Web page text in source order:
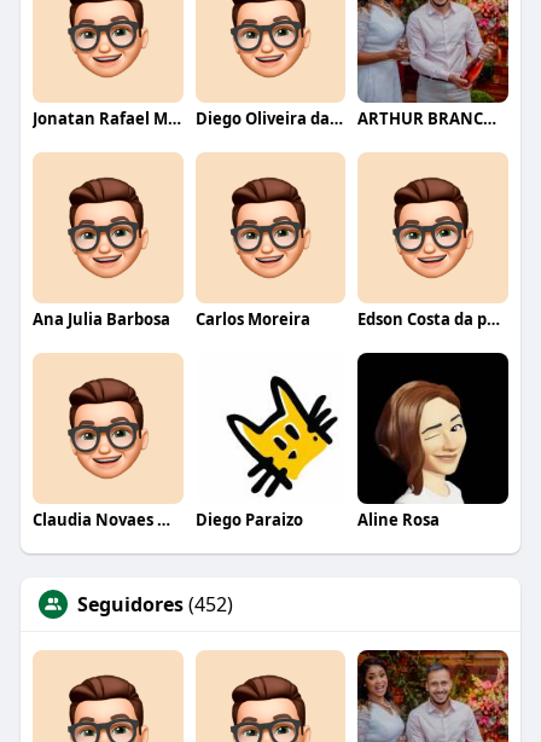
Jonatan Rafael Mello Diego Oliveira da Motta ARTHUR BRANCO FERNANDES
Ana Julia Barbosa Carlos Moreira Edson Costa da paixão
Claudia Novaes Novaes Diego Paraizo Aline Rosa
Seguidores(452)